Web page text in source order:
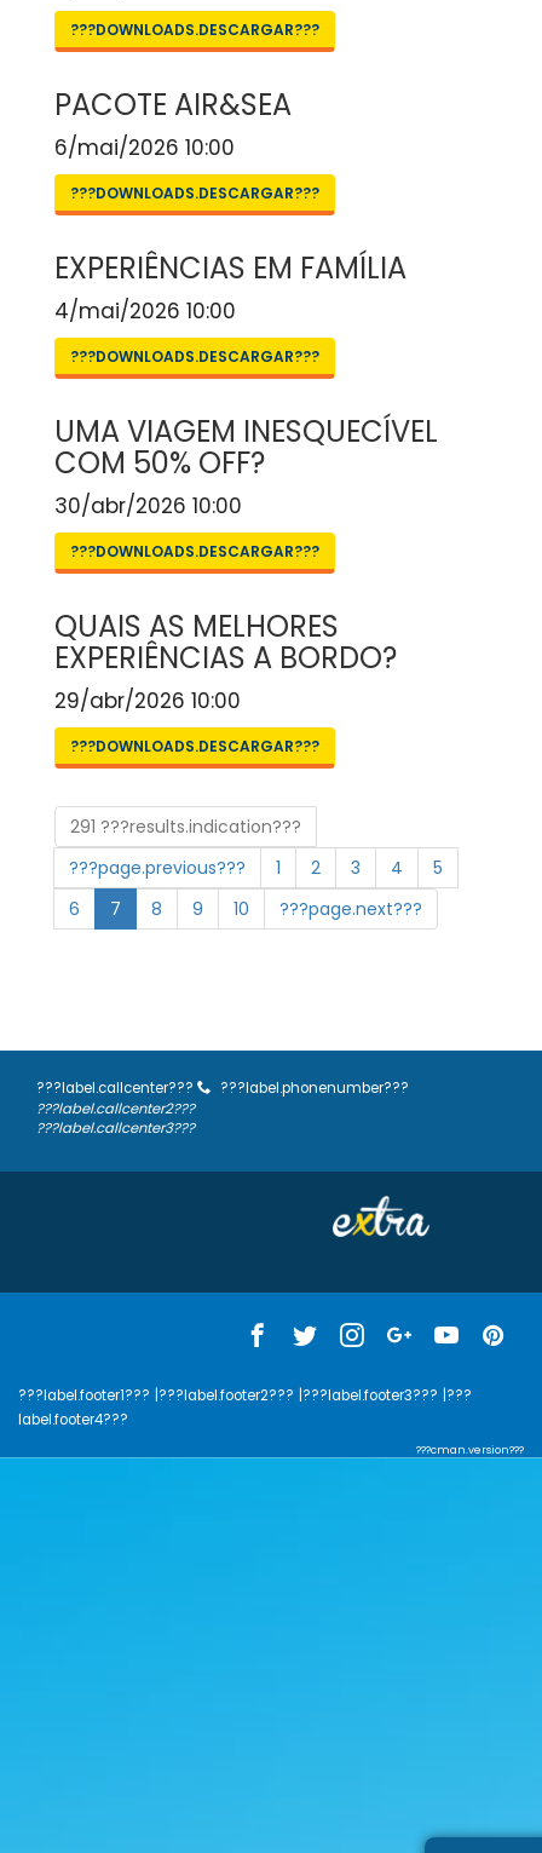
???DOWNLOADS.DESCARGAR???
PACOTE AIR&SEA
6/mai/2026 10:00
???DOWNLOADS.DESCARGAR???
EXPERIÊNCIAS EM FAMÍLIA
4/mai/2026 10:00
???DOWNLOADS.DESCARGAR???
UMA VIAGEM INESQUECÍVEL
COM 50% OFF?
30/abr/2026 10:00
???DOWNLOADS.DESCARGAR???
QUAIS AS MELHORES
EXPERIÊNCIAS A BORDO?
29/abr/2026 10:00
???DOWNLOADS.DESCARGAR???
291 ???results.indication???
???page.previous???
1 2 3 4
5
6
7 8 9 10 ???page.next???
???label.callcenter???
???label.phonenumber???
???label.callcenter2???
???label.callcenter3???
???label.footer1??? |???label.footer2??? |???label.footer3??? |???
label.footer4???
???cman.version???